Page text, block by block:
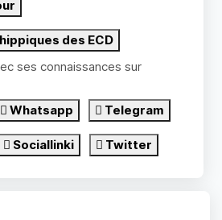
des ECD
ses connaissances sur
Whatsapp Telegram
Sociallinki Twitter